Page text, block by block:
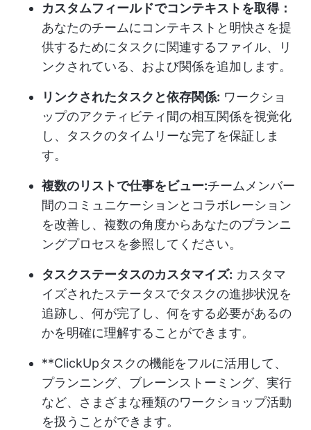
カスタムフィールドでコンテキストを取得：
あなたのチームにコンテキストと明快さを提
供するためにタスクに関連するファイル、リ
ンクされている、および関係を追加します。
リンクされたタスクと依存関係: ワークショ
ップのアクティビティ間の相互関係を視覚化
し、タスクのタイムリーな完了を保証しま
す。
複数のリストで仕事をビュー:チームメンバー
間のコミュニケーションとコラボレーション
を改善し、複数の角度からあなたのプランニ
ングプロセスを参照してください。
タスクステータスのカスタマイズ: カスタマ
イズされたステータスでタスクの進捗状況を
追跡し、何が完了し、何をする必要があるの
かを明確に理解することができます。
**ClickUpタスクの機能をフルに活用して、
プランニング、ブレーンストーミング、実行
など、さまざまな種類のワークショップ活動
を扱うことができます。